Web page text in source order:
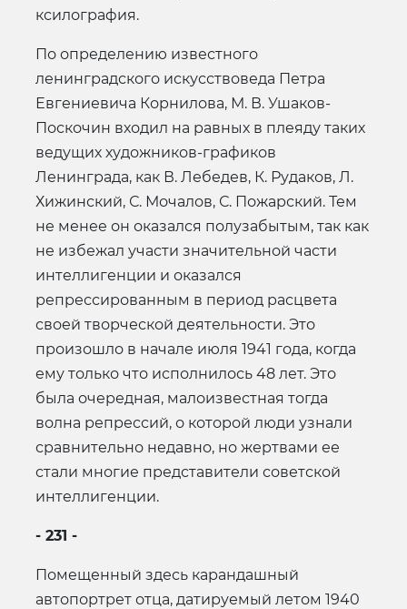
ксилография.
По определению известного
ленинградского искусствоведа Петра
Евгениевича Корнилова, М. В. Ушаков-
Поскочин входил на равных в плеяду таких
ведущих художников-графиков
Ленинграда, как В. Лебедев, К. Рудаков, Л.
Хижинский, С. Мочалов, С. Пожарский. Тем
не менее он оказался полузабытым, так как
не избежал участи значительной части
интеллигенции и оказался
репрессированным в период расцвета
своей творческой деятельности. Это
произошло в начале июля 1941 года, когда
ему только что исполнилось 48 лет. Это
была очередная, малоизвестная тогда
волна репрессий, о которой люди узнали
сравнительно недавно, но жертвами ее
стали многие представители советской
интеллигенции.
- 231 -
Помещенный здесь карандашный
автопортрет отца, датируемый летом 1940